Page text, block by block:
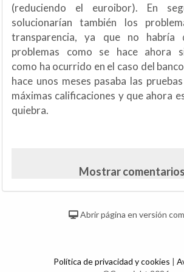
(reduciendo el euroibor). En
solucionarían también los
transparencia, ya que no habría
problemas como se hace ahora
como ha ocurrido en el caso del
hace unos meses pasaba las
máximas calificaciones y que ahora
quiebra.
Mostrar
Abrir página en versión
Política de privacidad y cookies |